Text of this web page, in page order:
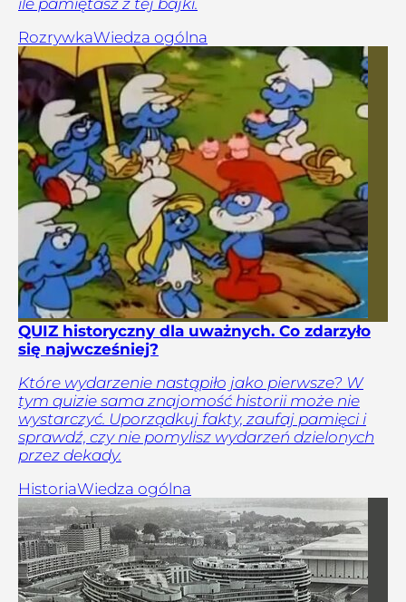
ile pamiętasz z tej bajki.
RozrywkaWiedza ogólna
QUIZ historyczny dla uważnych. Co zdarzyło
się najwcześniej?
Które wydarzenie nastąpiło jako pierwsze? W
tym quizie sama znajomość historii może nie
wystarczyć. Uporządkuj fakty, zaufaj pamięci i
sprawdź, czy nie pomylisz wydarzeń dzielonych
przez dekady.
HistoriaWiedza ogólna